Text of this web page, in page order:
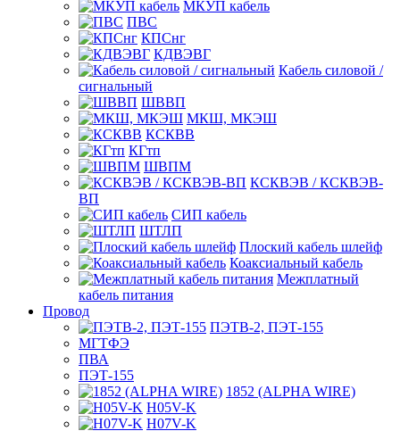
МКУП кабель
ПВС
КПСнг
КДВЭВГ
Кабель силовой /
сигнальный
ШВВП
МКШ, МКЭШ
КСКВВ
КГтп
ШВПМ
КСКВЭВ / КСКВЭВ-
ВП
СИП кабель
ШТЛП
Плоский кабель шлейф
Коаксиальный кабель
Межплатный
кабель питания
Провод
ПЭТВ-2, ПЭТ-155
МГТФЭ
ПВА
ПЭТ-155
1852 (ALPHA WIRE)
H05V-K
H07V-K